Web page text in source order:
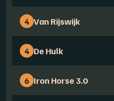
4 Van Rijswijk
4 De Hulk
6 Iron Horse 3.0